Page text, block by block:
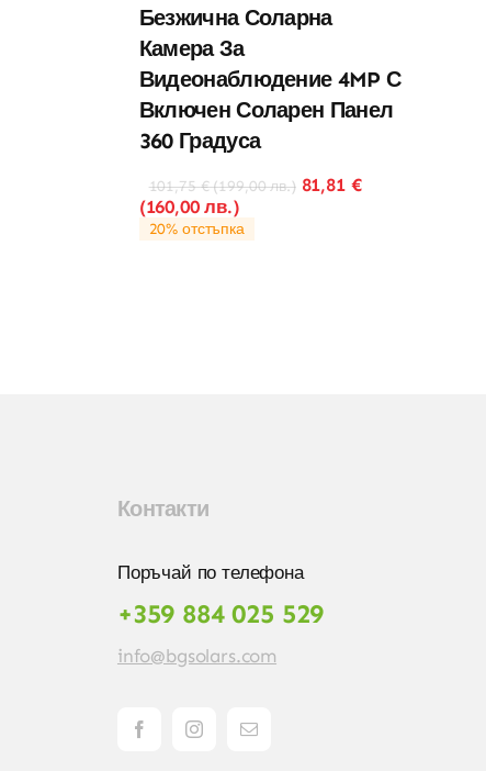
Безжична Соларна
Камера За
Видеонаблюдение 4MP С
Включен Соларен Панел
360 Градуса
101,75€ (199,00лв.) 81,81 €
(160,00лв.)
20% отстъпка
Контакти
Поръчай по телефона
+359 884 025 529
info@bgsolars.com